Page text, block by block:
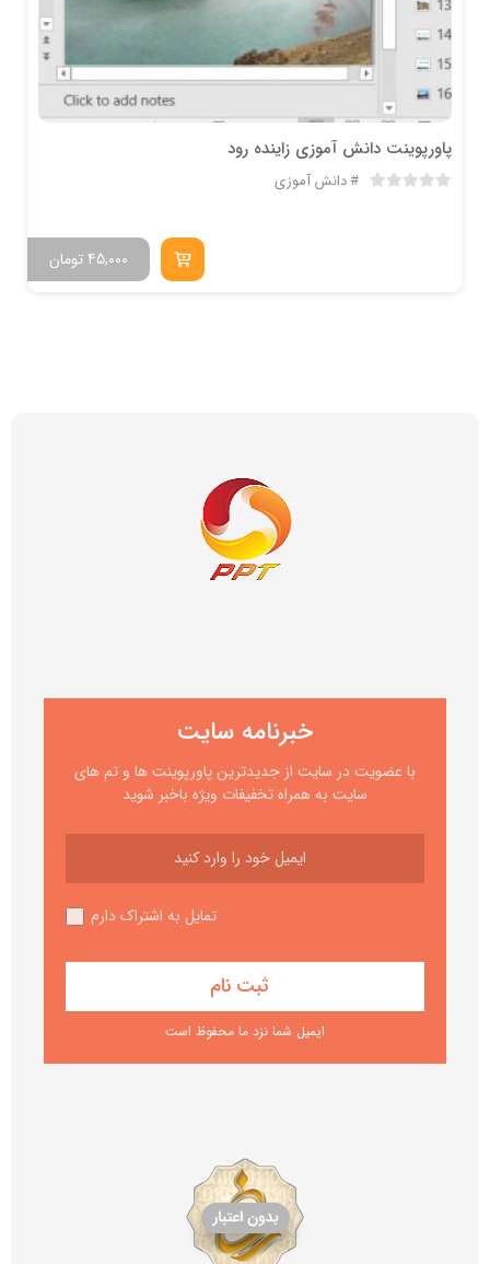
پاورپوینت دانش آموزی زاینده رود
دانش آموزی
تومان45,000
خبرنامه سایت
با عضویت در سایت از جدیدترین پاورپوینت ها و تم های
سایت به همراه تخفیفات ویژه باخبر شوید
تمایل به اشتراک دارم
ایمیل شما نزد ما محفوظ است